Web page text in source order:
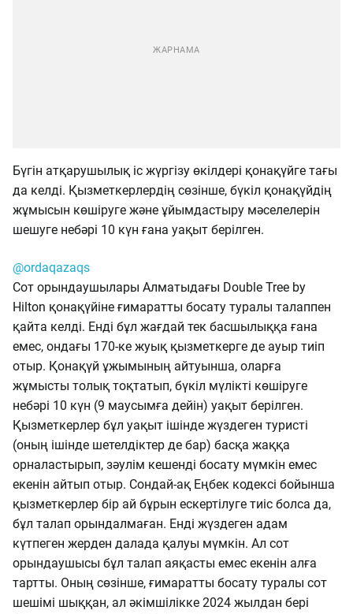
Бүгін атқарушылық іс жүргізу өкілдері қонақүйге тағы
да келді. Қызметкерлердің сөзінше, бүкіл қонақүйдің
жұмысын көшіруге және ұйымдастыру мәселелерін
шешуге небәрі 10 күн ғана уақыт берілген.
@ordaqazaqs
Сот орындаушылары Алматыдағы Double Tree by
Hilton қонақүйіне ғимаратты босату туралы талаппен
қайта келді. Енді бұл жағдай тек басшылыққа ғана
емес, ондағы 170-ке жуық қызметкерге де ауыр тиіп
отыр. Қонақүй ұжымының айтуынша, оларға
жұмысты толық тоқтатып, бүкіл мүлікті көшіруге
небәрі 10 күн (9 маусымға дейін) уақыт берілген.
Қызметкерлер бұл уақыт ішінде жүздеген туристі
(оның ішінде шетелдіктер де бар) басқа жаққа
орналастырып, зәулім кешенді босату мүмкін емес
екенін айтып отыр. Сондай-ақ Еңбек кодексі бойынша
қызметкерлер бір ай бұрын ескертілуге тиіс болса да,
бұл талап орындалмаған. Енді жүздеген адам
күтпеген жерден далада қалуы мүмкін. Ал сот
орындаушысы бұл талап аяқасты емес екенін алға
тартты. Оның сөзінше, ғимаратты босату туралы сот
шешімі шыққан, ал әкімшілікке 2024 жылдан бері